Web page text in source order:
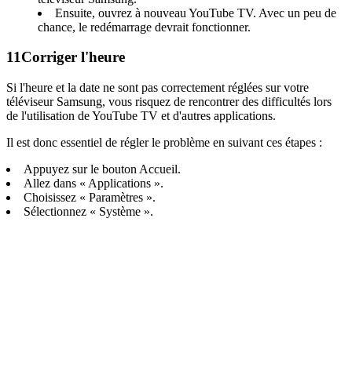
Ensuite, ouvrez à nouveau YouTube TV. Avec un peu de
chance, le redémarrage devrait fonctionner.
11Corriger l'heure
Si l'heure et la date ne sont pas correctement réglées sur votre
téléviseur Samsung, vous risquez de rencontrer des difficultés lors
de l'utilisation de YouTube TV et d'autres applications.
Il est donc essentiel de régler le problème en suivant ces étapes :
Appuyez sur le bouton Accueil.
Allez dans « Applications ».
Choisissez « Paramètres ».
Sélectionnez « Système ».